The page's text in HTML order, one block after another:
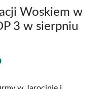
Woskiem w
3 w sierpniu